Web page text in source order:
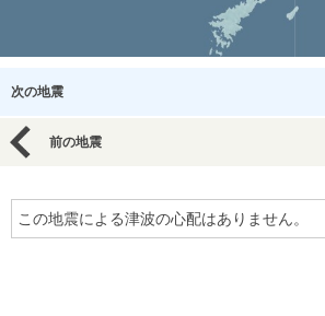
次の地震
前の地震
この地震による津波の心配はありません。